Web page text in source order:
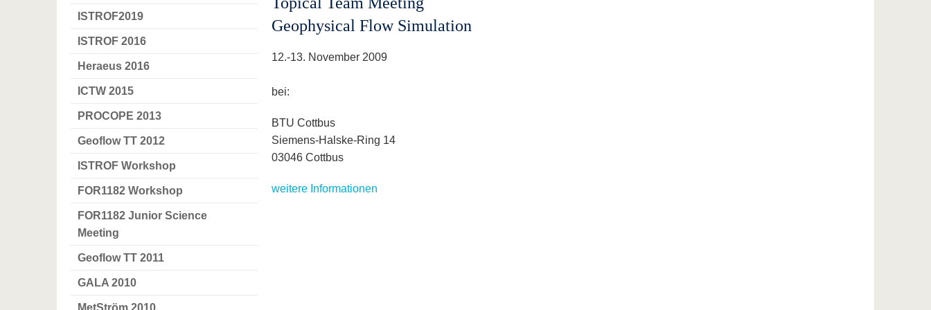
ISTROF2019
ISTROF 2016
Heraeus 2016
ICTW 2015
PROCOPE 2013
Geoflow TT 2012
ISTROF Workshop
FOR1182 Workshop
FOR1182 Junior Science
Meeting
Geoflow TT 2011
GALA 2010
Geophysical Flow Simulation
12.-13. November 2009
bei:
BTU Cottbus
Siemens-Halske-Ring 14
03046 Cottbus
weitere Informationen